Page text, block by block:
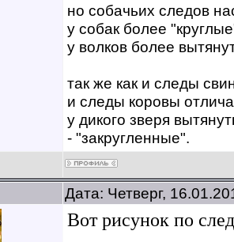
но собачьих следов
у собак более
у волков более
так же как и следы
и следы коровы
у дикого зверя
- "закругленные".
Дата: Четверг,
Вот рисунок по